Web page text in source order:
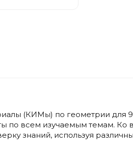
(КИМы) по геометрии для 9
по всем изучаемым темам.
знаний, используя